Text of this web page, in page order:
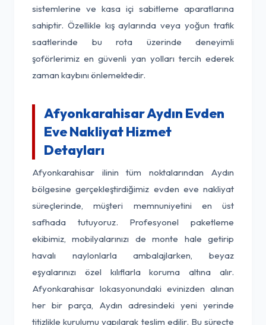
sistemlerine ve kasa içi sabitleme aparatlarına
sahiptir. Özellikle kış aylarında veya yoğun trafik
saatlerinde bu rota üzerinde deneyimli
şoförlerimiz en güvenli yan yolları tercih ederek
zaman kaybını önlemektedir.
Afyonkarahisar Aydın Evden
Eve Nakliyat Hizmet
Detayları
Afyonkarahisar ilinin tüm noktalarından Aydın
bölgesine gerçekleştirdiğimiz evden eve nakliyat
süreçlerinde, müşteri memnuniyetini en üst
safhada tutuyoruz. Profesyonel paketleme
ekibimiz, mobilyalarınızı de monte hale getirip
havalı naylonlarla ambalajlarken, beyaz
eşyalarınızı özel kılıflarla koruma altına alır.
Afyonkarahisar lokasyonundaki evinizden alınan
her bir parça, Aydın adresindeki yeni yerinde
titizlikle kurulumu yapılarak teslim edilir. Bu süreçte